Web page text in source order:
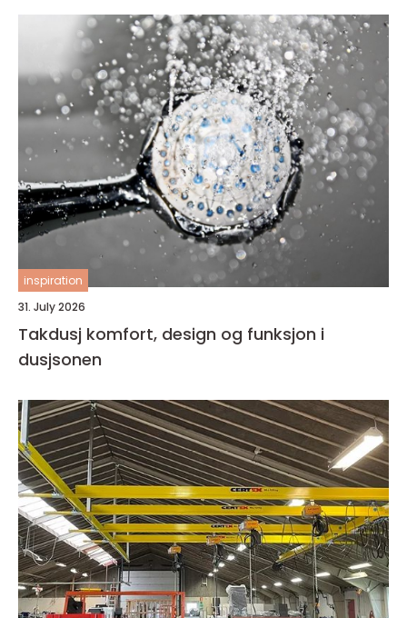
inspiration
31. July 2026
Takdusj komfort, design og funksjon i
dusjsonen